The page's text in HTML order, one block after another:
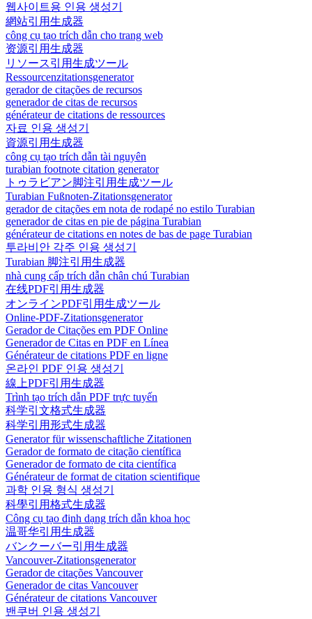
웹사이트용 인용 생성기
網站引用生成器
công cụ tạo trích dẫn cho trang web
资源引用生成器
リソース引用生成ツール
Ressourcenzitationsgenerator
gerador de citações de recursos
generador de citas de recursos
générateur de citations de ressources
자료 인용 생성기
資源引用生成器
công cụ tạo trích dẫn tài nguyên
turabian footnote citation generator
トゥラビアン脚注引用生成ツール
Turabian Fußnoten-Zitationsgenerator
gerador de citações em nota de rodapé no estilo Turabian
generador de citas en pie de página Turabian
générateur de citations en notes de bas de page Turabian
투라비안 각주 인용 생성기
Turabian 脚注引用生成器
nhà cung cấp trích dẫn chân chú Turabian
在线PDF引用生成器
オンラインPDF引用生成ツール
Online-PDF-Zitationsgenerator
Gerador de Citações em PDF Online
Generador de Citas en PDF en Línea
Générateur de citations PDF en ligne
온라인 PDF 인용 생성기
線上PDF引用生成器
Trình tạo trích dẫn PDF trực tuyến
科学引文格式生成器
科学引用形式生成器
Generator für wissenschaftliche Zitationen
Gerador de formato de citação científica
Generador de formato de cita científica
Générateur de format de citation scientifique
과학 인용 형식 생성기
科學引用格式生成器
Công cụ tạo định dạng trích dẫn khoa học
温哥华引用生成器
バンクーバー引用生成器
Vancouver-Zitationsgenerator
Gerador de citações Vancouver
Generador de citas Vancouver
Générateur de citations Vancouver
밴쿠버 인용 생성기